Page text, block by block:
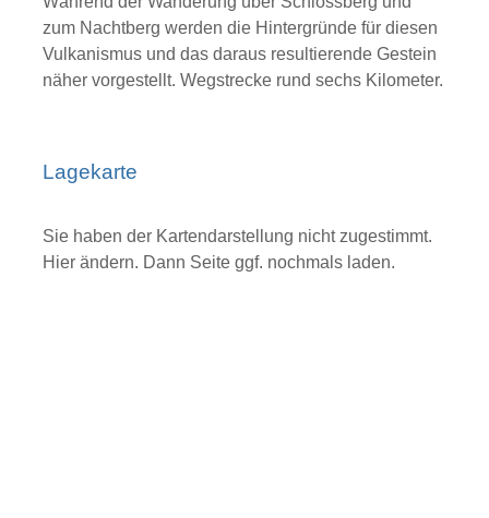
zum Nachtberg werden die Hintergründe für diesen
Vulkanismus und das daraus resultierende Gestein
näher vorgestellt. Wegstrecke rund sechs Kilometer.
Lagekarte
Sie haben der Kartendarstellung nicht zugestimmt.
Hier ändern. Dann Seite ggf. nochmals laden.